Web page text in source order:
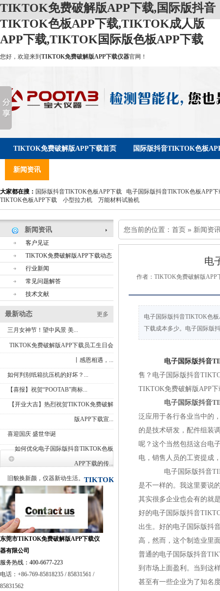
TIKTOK免费破解版APP下载,国际版抖音
TIKTOK色板APP下载,TIKTOK成人版
APP下载,TIKTOK国际版色板APP下载
您好，欢迎来到 TIKTOK免费破解版APP下载仪器官网！
TIKTOK免费破解版APP下载首页 国际版抖音TIKTOK色板
新闻资讯
大家都在搜： 国际版抖音TIKTOK色板APP下载
电子国际版抖音TIKTOK色板APP下
TIKTOK色板APP下载
小型拉力机 万能材料试验机
新闻资讯
客户见证
TIKTOK免费破解版APP下载动态
行业新闻
常见问题解答
技术文献
最新动态 更多
三月女神节！望中风景 美...
TIKTOK免费破解版APP下载员工生日会
丨感恩相遇，...
如何判别纸箱抗压机的好坏？...
【喜报】祝贺“POOTAB”商标...
【开业大吉】热烈祝贺TIKTOK免费破解
版APP下载宣...
喜迎国庆 盛世华诞
如何优化电子国际版抖音TIKTOK色板
APP下载的传...
旧貌换新颜，仪器新动生活。 TIKTOK免
东莞市TIKTOK免费破解版APP下载仪
器有限公司
服务热线：400-6677-223
电话：+86-769-85818235 / 85831561 /
85831562
您当前的位置： 首页 » 新闻资
电
作者：TIKTOK免费破解版APP
电子国际版抖音TIKTOK色
下载成本多少。电子国际版
电子国际版抖音
售？电子国际版抖音
TIKTOK免费破解版APP下
电子国际版抖音
泛应用于各行各业当中的
的是技术研发，配件组
呢？这个当然包括这台
电，销售人员的工资提
电子国际版抖音
是不一样的。我这里要
其实很多企业也会有的就是
好的电子国际版抖音
出生。好的电子国际版
高，然而，这个制造
普通的电子国际版抖音
到市场上面盈利。当到这
甚至有一些企业为了知名度